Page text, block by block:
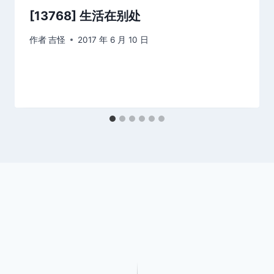
[13768] 生活在别处
作者吉怪 2017 年 6 月 10 日